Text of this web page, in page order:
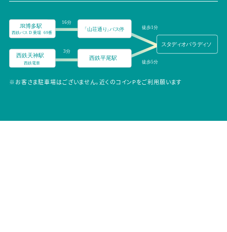
※お客さま駐車場はございません。近くのコインPをご利用願います